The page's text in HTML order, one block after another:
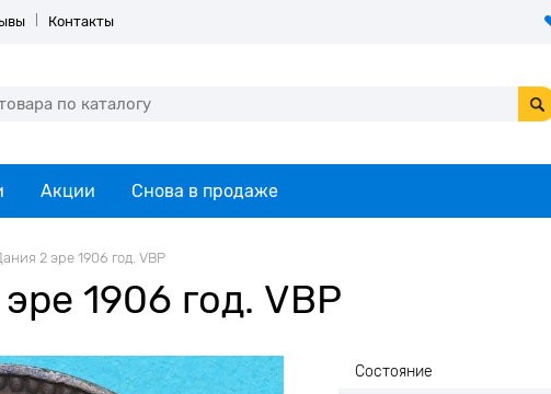
Контакты
Акции Снова в продаже
2 эре 1906 год. VBP
1906 год. VBP
Состояние